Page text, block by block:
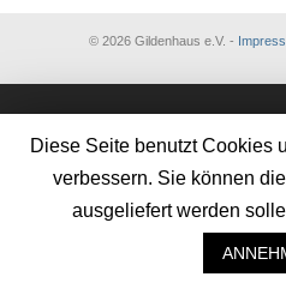
© 2026 Gildenhaus e.V. -
Diese Seite benutzt Cookies
verbessern. Sie können
ausgeliefert werden